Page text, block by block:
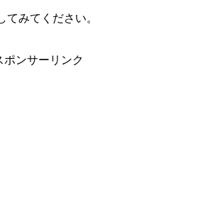
てみてください。
ポンサーリンク